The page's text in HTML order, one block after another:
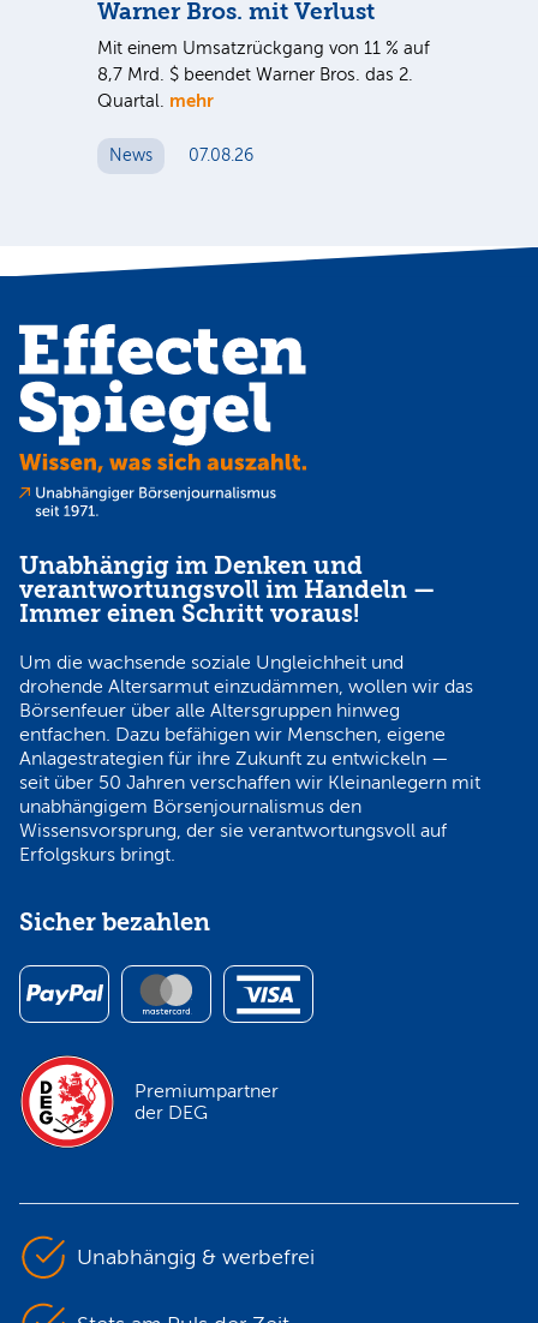
Warner Bros. mit Verlust
Mit einem Umsatzrückgang von 11 % auf
8,7 Mrd. $ beendet Warner Bros. das 2.
Quartal. mehr
News 07.08.26
Unabhängig im Denken und
verantwortungsvoll im Handeln —
Immer einen Schritt voraus!
Um die wachsende soziale Ungleichheit und
drohende Altersarmut einzudämmen, wollen wir das
Börsenfeuer über alle Altersgruppen hinweg
entfachen. Dazu befähigen wir Menschen, eigene
Anlagestrategien für ihre Zukunft zu entwickeln —
seit über 50 Jahren verschaffen wir Kleinanlegern mit
unabhängigem Börsenjournalismus den
Wissensvorsprung, der sie verantwortungsvoll auf
Erfolgskurs bringt.
Sicher bezahlen
Premiumpartner
der DEG
Unabhängig & werbefrei